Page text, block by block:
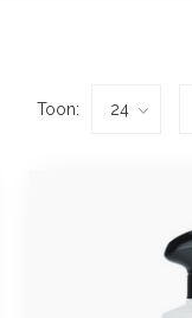
Toon: